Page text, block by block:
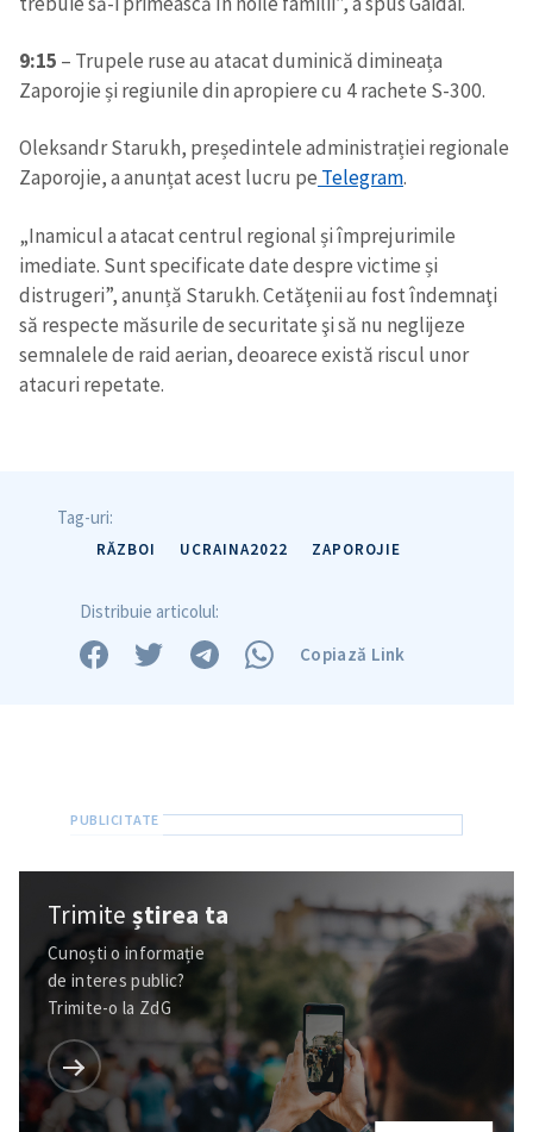
Trimite o informație
in English
на русском
9:15 – Trupele ruse au atacat duminică dimineața
Zaporojie și regiunile din apropiere cu 4 rachete S-300.
Oleksandr Starukh, președintele administrației regionale
Zaporojie, a anunțat acest lucru pe Telegram.
„Inamicul a atacat centrul regional și împrejurimile
imediate. Sunt specificate date despre victime și
distrugeri”, anunță Starukh. Cetăţenii au fost îndemnaţi
să respecte măsurile de securitate şi să nu neglijeze
semnalele de raid aerian, deoarece există riscul unor
atacuri repetate.
Tag-uri:
RĂZBOI UCRAINA2022 ZAPOROJIE
Distribuie articolul:
Copiază Link
Trimiteștirea ta
Cunoști o informație
de interes public?
Trimite-o la ZdG